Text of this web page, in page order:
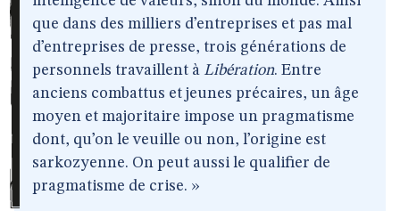
que dans des milliers d’entreprises et pas mal
d’entreprises de presse, trois générations de
personnels travaillent à Libération. Entre
anciens combattus et jeunes précaires, un âge
moyen et majoritaire impose un pragmatisme
dont, qu’on le veuille ou non, l’origine est
sarkozyenne. On peut aussi le qualifier de
pragmatisme de crise. »